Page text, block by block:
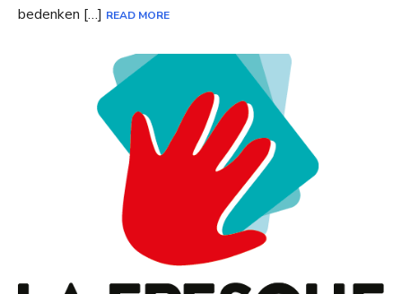
bedenken […] READ MORE